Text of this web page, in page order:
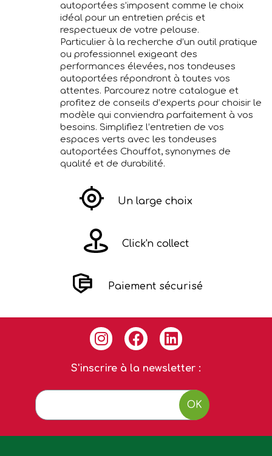
autoportées s’imposent comme le choix
idéal pour un entretien précis et
respectueux de votre pelouse.
Particulier à la recherche d’un outil pratique
ou professionnel exigeant des
performances élevées, nos tondeuses
autoportées répondront à toutes vos
attentes. Parcourez notre catalogue et
profitez de conseils d’experts pour choisir le
modèle qui conviendra parfaitement à vos
besoins. Simplifiez l’entretien de vos
espaces verts avec les tondeuses
autoportées Chouffot, synonymes de
qualité et de durabilité.
Un large choix
Click'n collect
Paiement sécurisé
S'inscrire à la newsletter :
OK